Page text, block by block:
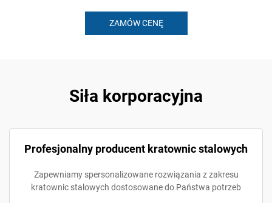
ZAMÓW CENĘ
Siła korporacyjna
Profesjonalny producent kratownic stalowych
Zapewniamy spersonalizowane rozwiązania z zakresu
kratownic stalowych dostosowane do Państwa potrzeb